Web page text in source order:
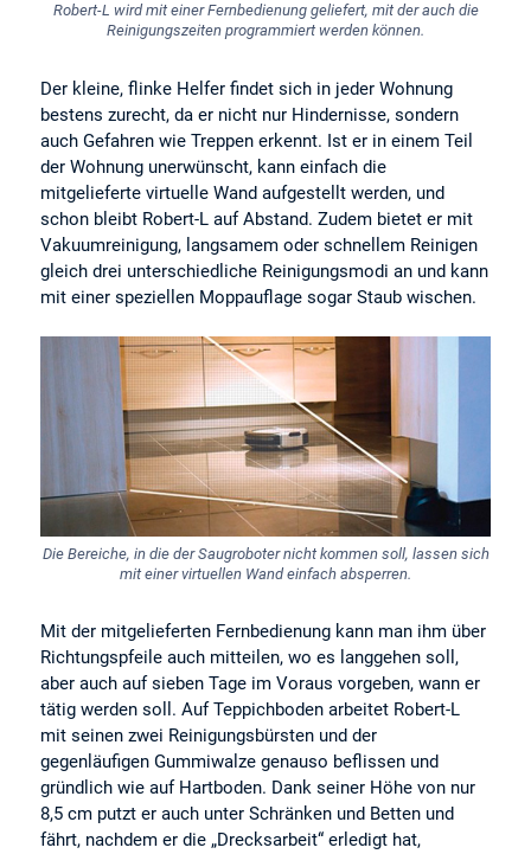
Robert-L wird mit einer Fernbedienung geliefert, mit der auch die
Reinigungszeiten programmiert werden können.
Der kleine, flinke Helfer findet sich in jeder Wohnung
bestens zurecht, da er nicht nur Hindernisse, sondern
auch Gefahren wie Treppen erkennt. Ist er in einem Teil
der Wohnung unerwünscht, kann einfach die
mitgelieferte virtuelle Wand aufgestellt werden, und
schon bleibt Robert-L auf Abstand. Zudem bietet er mit
Vakuumreinigung, langsamem oder schnellem Reinigen
gleich drei unterschiedliche Reinigungsmodi an und kann
mit einer speziellen Moppauflage sogar Staub wischen.
Die Bereiche, in die der Saugroboter nicht kommen soll, lassen sich
mit einer virtuellen Wand einfach absperren.
Mit der mitgelieferten Fernbedienung kann man ihm über
Richtungspfeile auch mitteilen, wo es langgehen soll,
aber auch auf sieben Tage im Voraus vorgeben, wann er
tätig werden soll. Auf Teppichboden arbeitet Robert-L
mit seinen zwei Reinigungsbürsten und der
gegenläufigen Gummiwalze genauso beflissen und
gründlich wie auf Hartboden. Dank seiner Höhe von nur
8,5 cm putzt er auch unter Schränken und Betten und
fährt, nachdem er die „Drecksarbeit“ erledigt hat,